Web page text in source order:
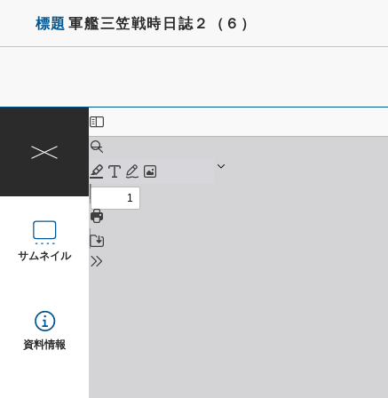
標題 軍艦三笠戦時日誌２（６）
サムネイル
資料情報